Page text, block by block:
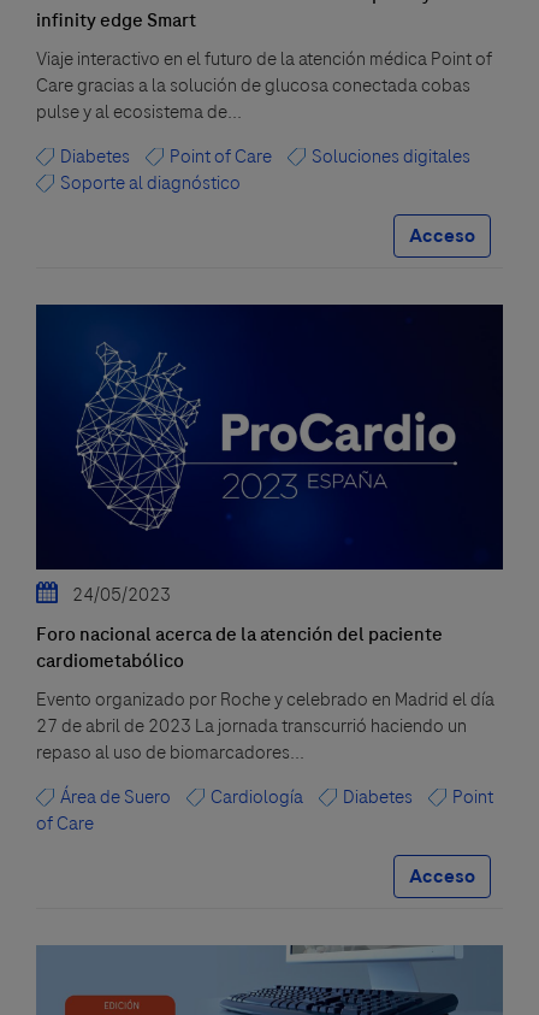
infinity edge Smart
Viaje interactivo en el futuro de la atención médica Point of
Care gracias a la solución de glucosa conectada cobas
pulse y al ecosistema de...
Diabetes
Point of Care
Soluciones digitales
Soporte al diagnóstico
Acceso
24/05/2023
Foro nacional acerca de la atención del paciente
cardiometabólico
Evento organizado por Roche y celebrado en Madrid el día
27 de abril de 2023 La jornada transcurrió haciendo un
repaso al uso de biomarcadores...
Área de Suero
Cardiología Diabetes
Point
of Care
Acceso